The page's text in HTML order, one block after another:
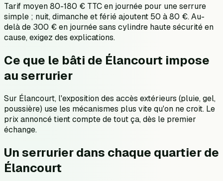
Tarif moyen 80-180 € TTC en journée pour une serrure
simple ; nuit, dimanche et férié ajoutent 50 à 80 €. Au-
delà de 300 € en journée sans cylindre haute sécurité en
cause, exigez des explications.
Ce que le bâti de Élancourt impose
au serrurier
Sur Élancourt, l'exposition des accès extérieurs (pluie, gel,
poussière) use les mécanismes plus vite qu'on ne croit. Le
prix annoncé tient compte de tout ça, dès le premier
échange.
Un serrurier dans chaque quartier de
Élancourt